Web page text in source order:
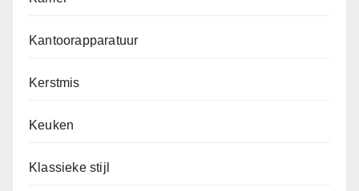
Kantoorapparatuur
Kerstmis
Keuken
Klassieke stijl